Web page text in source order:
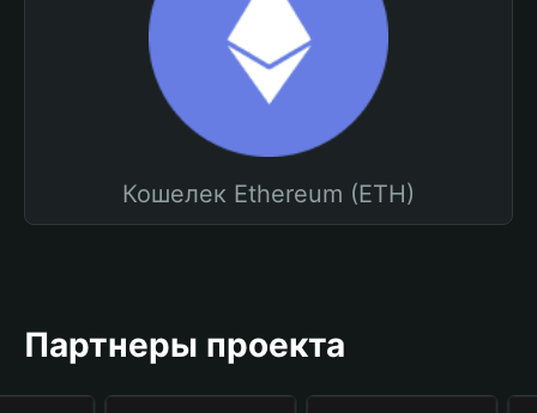
Кошелек Ethereum (ETH)
Партнеры проекта